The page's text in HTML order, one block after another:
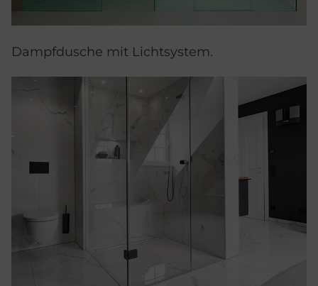
Dampfdusche mit Lichtsystem.